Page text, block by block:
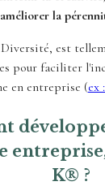
la
est
pour faciliter
en entreprise (ex
K® ?